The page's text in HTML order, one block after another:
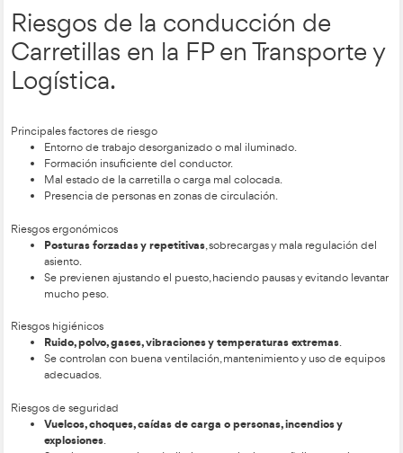
Proteger a los implicados.
Avisar al personal sanitario o responsable.
Socorrersi se está capacitado, aplicando el
aérea, comprobar respiración y circulación).
Vuelcos y atrapamientos
Atropellos
Caídas de carga o del conductor
Colisiones
Contacto con partes móviles